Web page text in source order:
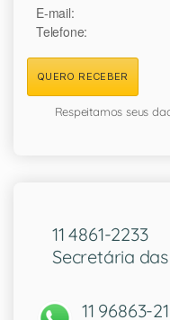
E-mail:
Telefone:
QUERO RECEBER
Respeitamos seus
11 4861-2233
Secretária das
11 96863-